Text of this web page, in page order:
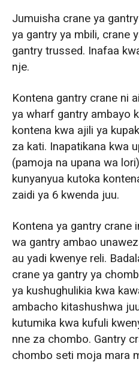
Jumuisha crane ya
ya gantry ya mbili, crane
gantry trussed. Inafaa
nje.
Kontena gantry crane ni
ya wharf gantry ambayo
kontena kwa ajili ya
za kati. Inapatikana kwa
(pamoja na upana wa
kunyanyua kutoka
zaidi ya 6 kwenda juu.
Kontena ya gantry crane
wa gantry ambao
au yadi kwenye reli.
crane ya gantry ya
ya kushughulikia kwa
ambacho kitashushwa
kutumika kwa kufuli
nne za chombo. Gantry
chombo seti moja mara